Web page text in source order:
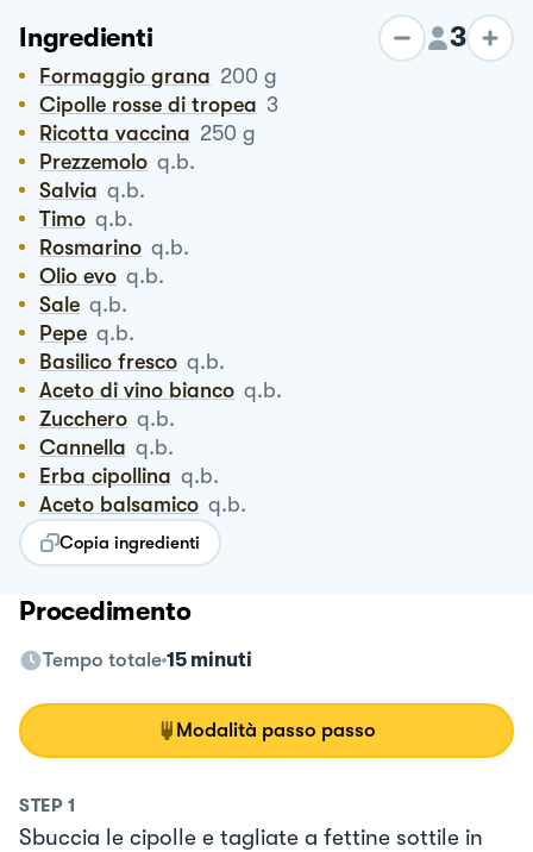
Ingredienti 3
Formaggio grana 200 g
Cipolle rosse di tropea 3
Ricotta vaccina 250 g
Prezzemolo q.b.
Salvia q.b.
Timo q.b.
Rosmarino q.b.
Olio evo q.b.
Sale q.b.
Pepe q.b.
Basilico fresco q.b.
Aceto di vino bianco q.b.
Zucchero q.b.
Cannella q.b.
Erba cipollina q.b.
Aceto balsamico q.b.
Copia ingredienti
Procedimento
Tempo totale 15 minuti
Modalità passo passo
STEP 1
Sbuccia le cipolle e tagliate a fettine sottile in